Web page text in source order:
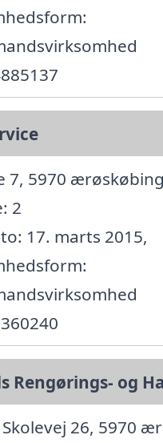
7, 5970 ærøskøbing
2
17. marts 2015,
Rengørings- og
Skolevej 26, 5970